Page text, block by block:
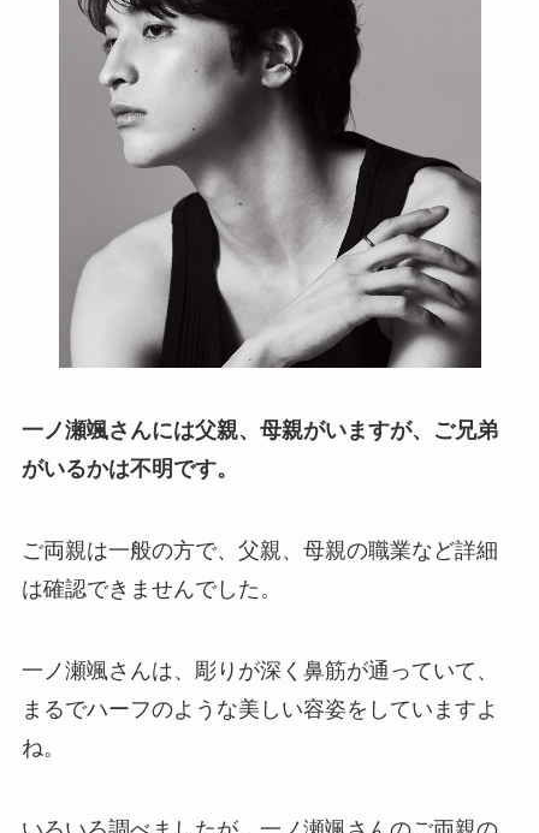
一ノ瀬颯さんには父親、母親がいますが、ご兄弟
がいるかは不明です。
ご両親は一般の方で、父親、母親の職業など詳細
は確認できませんでした。
一ノ瀬颯さんは、彫りが深く鼻筋が通っていて、
まるでハーフのような美しい容姿をしていますよ
ね。